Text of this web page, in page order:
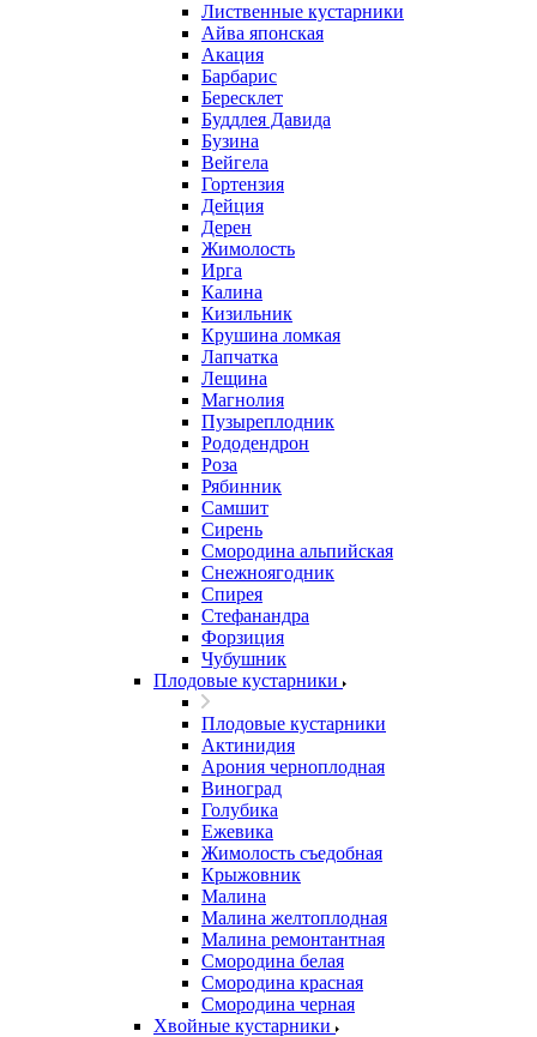
Лиственные кустарники
Айва японская
Акация
Барбарис
Бересклет
Буддлея Давида
Бузина
Вейгела
Гортензия
Дейция
Дерен
Жимолость
Ирга
Калина
Кизильник
Крушина ломкая
Лапчатка
Лещина
Магнолия
Пузыреплодник
Рододендрон
Роза
Рябинник
Самшит
Сирень
Смородина альпийская
Снежноягодник
Спирея
Стефанандра
Форзиция
Чубушник
Плодовые кустарники
Плодовые кустарники
Актинидия
Арония черноплодная
Виноград
Голубика
Ежевика
Жимолость съедобная
Крыжовник
Малина
Малина желтоплодная
Малина ремонтантная
Смородина белая
Смородина красная
Смородина черная
Хвойные кустарники